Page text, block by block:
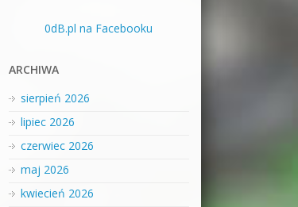
0dB.pl na Facebooku
ARCHIWA
sierpień 2026
lipiec 2026
czerwiec 2026
maj 2026
kwiecień 2026